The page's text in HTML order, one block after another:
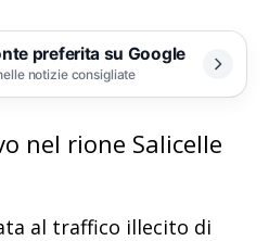
preferita su Google
notizie consigliate
nel rione Salicelle
al traffico illecito di